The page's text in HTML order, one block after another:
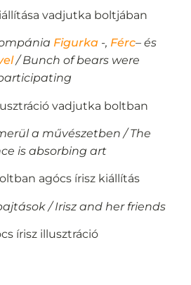
Figurka -, Férc– és
/ Bunch of bears were
a művészetben / The
is absorbing art
/ Irisz and her friends